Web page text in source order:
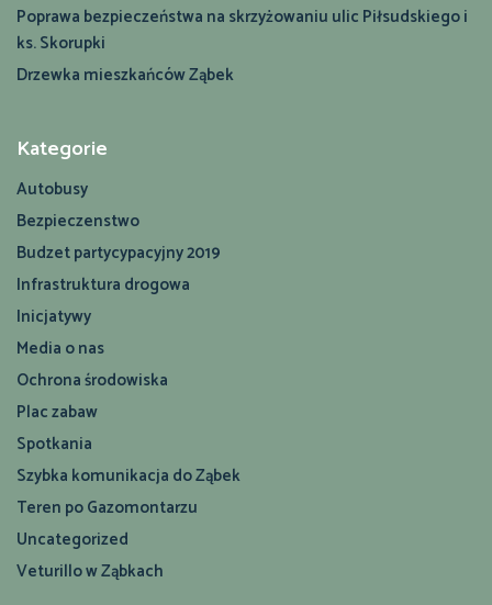
Poprawa bezpieczeństwa na skrzyżowaniu ulic Piłsudskiego i
ks. Skorupki
Drzewka mieszkańców Ząbek
Kategorie
Autobusy
Bezpieczenstwo
Budzet partycypacyjny 2019
Infrastruktura drogowa
Inicjatywy
Media o nas
Ochrona środowiska
Plac zabaw
Spotkania
Szybka komunikacja do Ząbek
Teren po Gazomontarzu
Uncategorized
Veturillo w Ząbkach